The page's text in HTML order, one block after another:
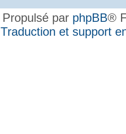
Propulsé par phpBB®
Traduction et support